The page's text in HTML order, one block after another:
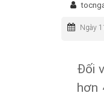
Ngày
Đối
hơn